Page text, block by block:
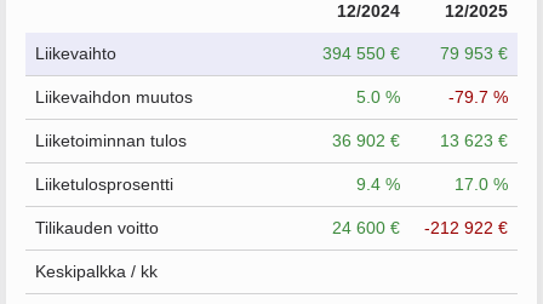
12/2024 12/2025
Liikevaihto 394 550 € 79 953 €
Liikevaihdon muutos 5.0 % -79.7 %
Liiketoiminnan tulos 36 902 € 13 623 €
Liiketulosprosentti 9.4 % 17.0 %
Tilikauden voitto 24 600 € -212 922 €
Keskipalkka / kk